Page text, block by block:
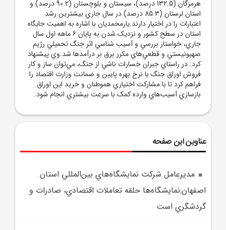
هرمزگان (132.5 درصد)، سيستان و بلوچستان (90.2 درصد) و
استان لرستان (85.3 درصد) در سال جاري بيشترين رشد
اعتبارات را در اختيار دارند.يارمحمديان با اشاره به اهميت جايگاه
استان در سطح کشور و نزديک شدن به پايان 6 ماهه اول سال
جاري، خواستار بررسي و آسيب شناسي اثر جنگ تحميلي رژيم
صهيونيستي و قطعي‌هاي مکرر برق بر درآمدها شد.وي پيشنهاد
کرد: در راستاي جبران خسارات ناشي از جنگ، مي‌توان ساز و کار
فروش اوراق جنگ با نرخ بهره پايين و ضمانت وزارت اقتصاد را
فراهم کرد تا با مشارکت اختياري هموطنان و خريد اين اوراق
بازسازي آسيب‌هاي وارده کمک با سرعت بيشتري انجام شود.
عناوین این صفحه
مديرعامل شرکت نمايشگاه‌هاي بين‌المللي استان
اصفهان:نمايشگاه‌ها حلقه تعاملات اقتصادي، صادرات و
گردشگري است